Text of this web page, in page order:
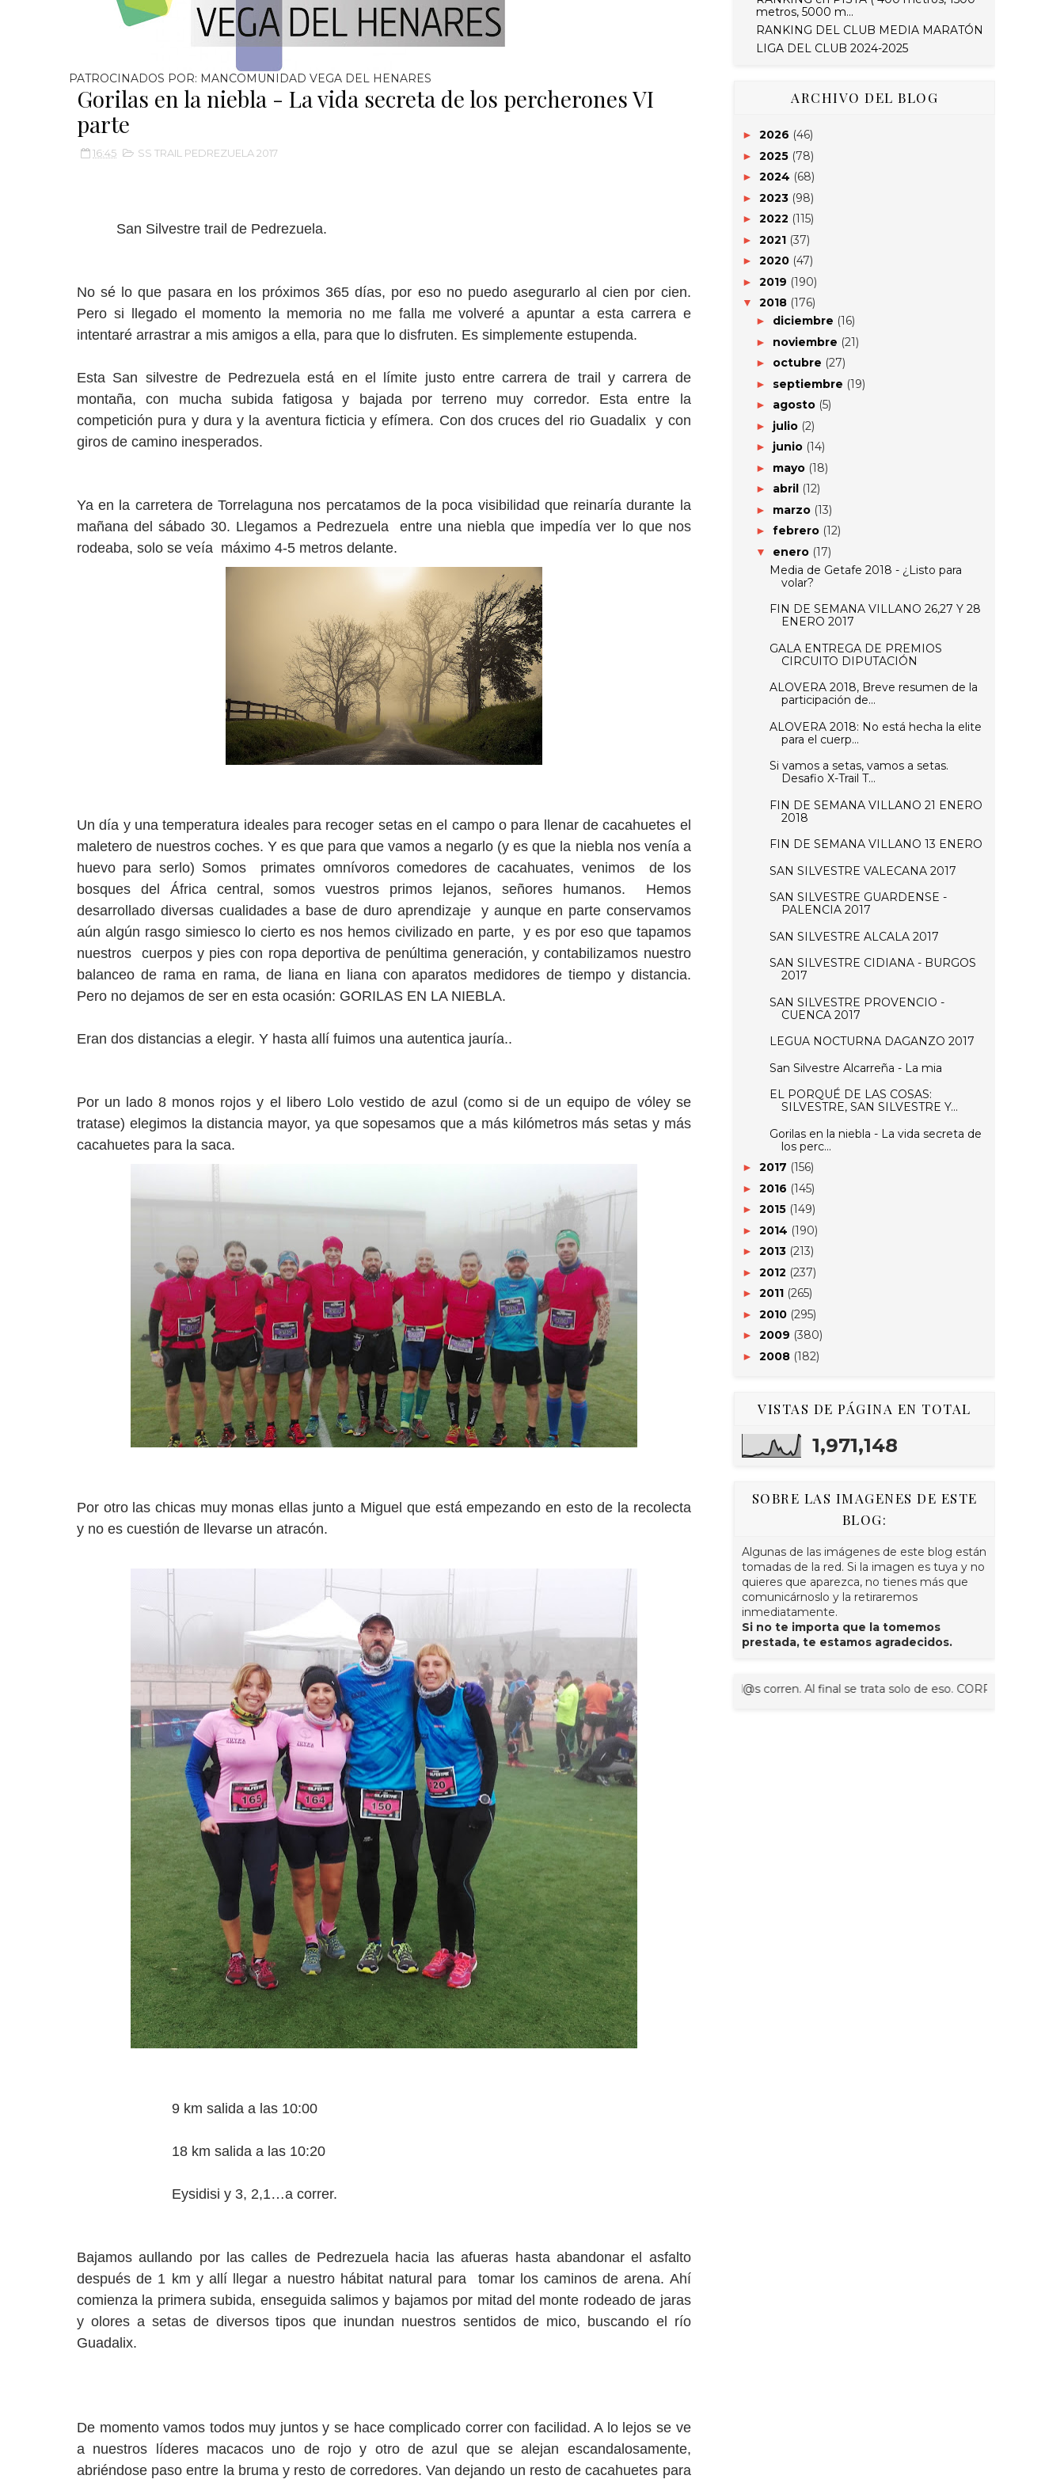
PATROCINADOS POR: MANCOMUNIDAD VEGA DEL HENARES
Gorilas en la niebla - La vida secreta de los percherones VI
parte
16:45 SS TRAIL PEDREZUELA 2017
San Silvestre trail de Pedrezuela.
No sé lo que pasara en los próximos 365 días, por eso no puedo asegurarlo al cien por cien.
Pero si llegado el momento la memoria no me falla me volveré a apuntar a esta carrera e
intentaré arrastrar a mis amigos a ella, para que lo disfruten. Es simplemente estupenda.
Esta San silvestre de Pedrezuela está en el límite justo entre carrera de trail y carrera de
montaña, con mucha subida fatigosa y bajada por terreno muy corredor. Esta entre la
competición pura y dura y la aventura ficticia y efímera. Con dos cruces del rio Guadalix y con
giros de camino inesperados.
Ya en la carretera de Torrelaguna nos percatamos de la poca visibilidad que reinaría durante la
mañana del sábado 30. Llegamos a Pedrezuela entre una niebla que impedía ver lo que nos
rodeaba, solo se veía máximo 4-5 metros delante.
Un día y una temperatura ideales para recoger setas en el campo o para llenar de cacahuetes el
maletero de nuestros coches. Y es que para que vamos a negarlo (y es que la niebla nos venía a
huevo para serlo) Somos primates omnívoros comedores de cacahuates, venimos de los
bosques del África central, somos vuestros primos lejanos, señores humanos. Hemos
desarrollado diversas cualidades a base de duro aprendizaje y aunque en parte conservamos
aún algún rasgo simiesco lo cierto es nos hemos civilizado en parte, y es por eso que tapamos
nuestros cuerpos y pies con ropa deportiva de penúltima generación, y contabilizamos nuestro
balanceo de rama en rama, de liana en liana con aparatos medidores de tiempo y distancia.
Pero no dejamos de ser en esta ocasión: GORILAS EN LA NIEBLA.
Eran dos distancias a elegir. Y hasta allí fuimos una autentica jauría..
Por un lado 8 monos rojos y el libero Lolo vestido de azul (como si de un equipo de vóley se
tratase) elegimos la distancia mayor, ya que sopesamos que a más kilómetros más setas y más
cacahuetes para la saca.
Por otro las chicas muy monas ellas junto a Miguel que está empezando en esto de la recolecta
y no es cuestión de llevarse un atracón.
9 km salida a las 10:00
18 km salida a las 10:20
Eysidisi y 3, 2,1…a correr.
Bajamos aullando por las calles de Pedrezuela hacia las afueras hasta abandonar el asfalto
después de 1 km y allí llegar a nuestro hábitat natural para tomar los caminos de arena. Ahí
comienza la primera subida, enseguida salimos y bajamos por mitad del monte rodeado de jaras
y olores a setas de diversos tipos que inundan nuestros sentidos de mico, buscando el río
Guadalix.
De momento vamos todos muy juntos y se hace complicado correr con facilidad. A lo lejos se ve
a nuestros líderes macacos uno de rojo y otro de azul que se alejan escandalosamente,
abriéndose paso entre la bruma y resto de corredores. Van dejando un resto de cacahuetes para
metros, 5000 m...
RANKING DEL CLUB MEDIA MARATÓN
LIGA DEL CLUB 2024-2025
ARCHIVO DEL BLOG
► 2026 (46)
► 2025 (78)
► 2024 (68)
► 2023 (98)
► 2022 (115)
► 2021 (37)
► 2020 (47)
► 2019 (190)
▼ 2018 (176)
► diciembre (16)
► noviembre (21)
► octubre (27)
► septiembre (19)
► agosto (5)
► julio (2)
► junio (14)
► mayo (18)
► abril (12)
► marzo (13)
► febrero (12)
▼ enero (17)
Media de Getafe 2018 - ¿Listo para
volar?
FIN DE SEMANA VILLANO 26,27 Y 28
ENERO 2017
GALA ENTREGA DE PREMIOS
CIRCUITO DIPUTACIÓN
ALOVERA 2018, Breve resumen de la
participación de...
ALOVERA 2018: No está hecha la elite
para el cuerp...
Si vamos a setas, vamos a setas.
Desafio X-Trail T...
FIN DE SEMANA VILLANO 21 ENERO
2018
FIN DE SEMANA VILLANO 13 ENERO
SAN SILVESTRE VALECANA 2017
SAN SILVESTRE GUARDENSE -
PALENCIA 2017
SAN SILVESTRE ALCALA 2017
SAN SILVESTRE CIDIANA - BURGOS
2017
SAN SILVESTRE PROVENCIO -
CUENCA 2017
LEGUA NOCTURNA DAGANZO 2017
San Silvestre Alcarreña - La mia
EL PORQUÉ DE LAS COSAS:
SILVESTRE, SAN SILVESTRE Y...
Gorilas en la niebla - La vida secreta de
los perc...
► 2017 (156)
► 2016 (145)
► 2015 (149)
► 2014 (190)
► 2013 (213)
► 2012 (237)
► 2011 (265)
► 2010 (295)
► 2009 (380)
► 2008 (182)
VISTAS DE PÁGINA EN TOTAL
1,971,148
SOBRE LAS IMAGENES DE ESTE
BLOG:
Algunas de las imágenes de este blog están
tomadas de la red. Si la imagen es tuya y no
quieres que aparezca, no tienes más que
comunicárnoslo y la retiraremos
inmediatamente.
Si no te importa que la tomemos
prestada, te estamos agradecidos.
Tod@s corremos. Yo corro, tú corres, el/ella corre. A veces juntos, nosotr@s corremos, vosotr@s corréis, ell@s corren. Al final se trata solo de eso. CORRER.